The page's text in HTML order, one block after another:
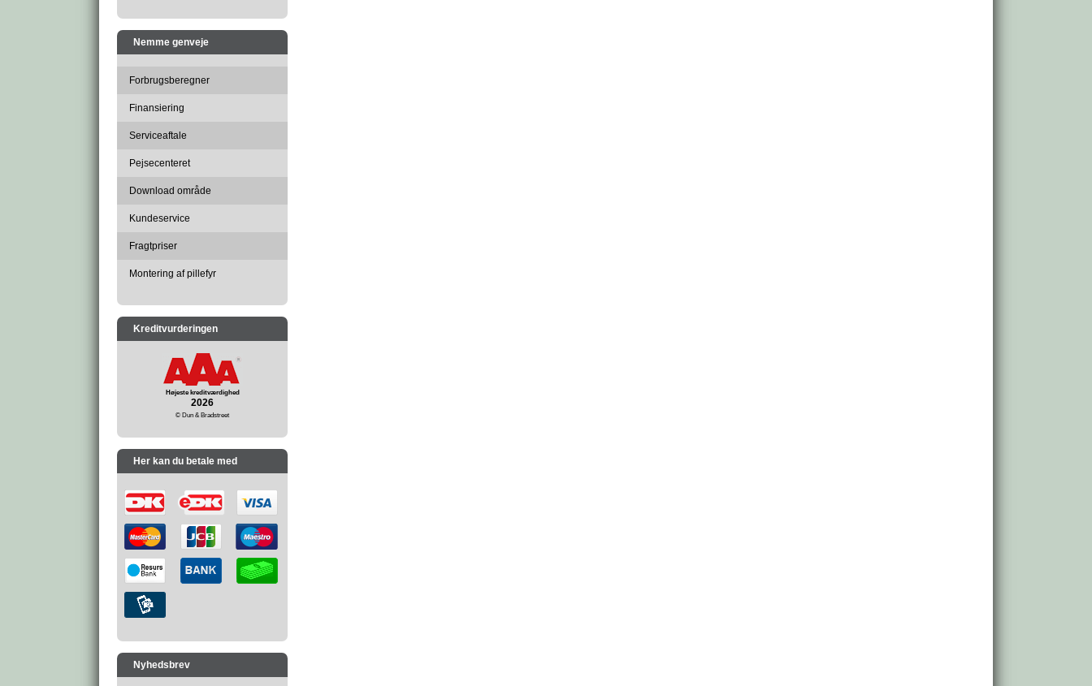
Nemme genveje
Forbrugsberegner
Finansiering
Serviceaftale
Pejsecenteret
Download område
Kundeservice
Fragtpriser
Montering af pillefyr
Kreditvurderingen
Højeste kreditværdighed
2026
© Dun & Bradstreet
Her kan du betale med
Nyhedsbrev